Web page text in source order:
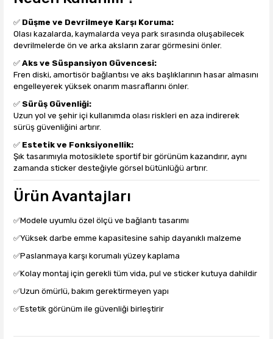
✅ Düşme ve Devrilmeye Karşı Koruma:
Olası kazalarda, kaymalarda veya park sırasında oluşabilecek
devrilmelerde ön ve arka aksların zarar görmesini önler.
✅ Aks ve Süspansiyon Güvencesi:
Fren diski, amortisör bağlantısı ve aks başlıklarının hasar almasını
engelleyerek yüksek onarım masraflarını önler.
✅ Sürüş Güvenliği:
Uzun yol ve şehir içi kullanımda olası riskleri en aza indirerek
sürüş güvenliğini artırır.
✅ Estetik ve Fonksiyonellik:
Şık tasarımıyla motosiklete sportif bir görünüm kazandırır, aynı
zamanda sticker desteğiyle görsel bütünlüğü artırır.
Ürün Avantajları
✅Modele uyumlu özel ölçü ve bağlantı tasarımı
✅Yüksek darbe emme kapasitesine sahip dayanıklı malzeme
✅Paslanmaya karşı korumalı yüzey kaplama
✅Kolay montaj için gerekli tüm vida, pul ve sticker kutuya dahildir
✅Uzun ömürlü, bakım gerektirmeyen yapı
✅Estetik görünüm ile güvenliği birleştirir